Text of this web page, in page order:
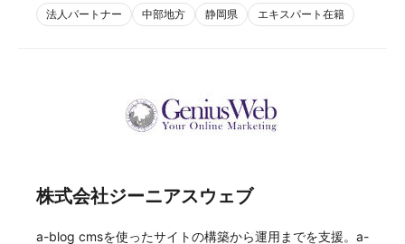
法人パートナー 中部地方 静岡県 エキスパート在籍
株式会社ジーニアスウェブ
a-blog cmsを使ったサイトの構築から運用までを支援。a-